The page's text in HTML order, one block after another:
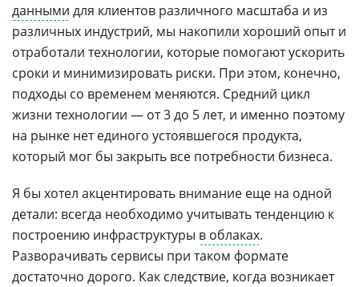
данными для клиентов различного масштаба и из
различных индустрий, мы накопили хороший опыт и
отработали технологии, которые помогают ускорить
сроки и минимизировать риски. При этом, конечно,
подходы со временем меняются. Средний цикл
жизни технологии — от 3 до 5 лет, и именно поэтому
на рынке нет единого устоявшегося продукта,
который мог бы закрыть все потребности бизнеса.
Я бы хотел акцентировать внимание еще на одной
детали: всегда необходимо учитывать тенденцию к
построению инфраструктуры в облаках.
Разворачивать сервисы при таком формате
достаточно дорого. Как следствие, когда возникает